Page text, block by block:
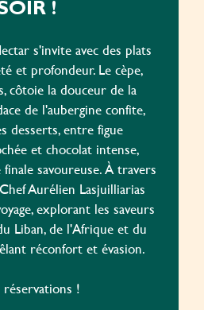
!
s'invite avec des plats
et profondeur. Le cèpe,
côtoie la douceur de la
de l'aubergine confite,
desserts, entre figue
et chocolat intense,
savoureuse. À travers
Aurélien Lasjuilliarias
explorant les saveurs
Liban, de l'Afrique et du
réconfort et évasion.
!